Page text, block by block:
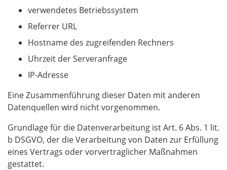
verwendetes Betriebssystem
Referrer URL
Hostname des zugreifenden Rechners
Uhrzeit der Serveranfrage
IP-Adresse
Eine Zusammenführung dieser Daten mit anderen
Datenquellen wird nicht vorgenommen.
Grundlage für die Datenverarbeitung ist Art. 6 Abs. 1 lit.
b DSGVO, der die Verarbeitung von Daten zur Erfüllung
eines Vertrags oder vorvertraglicher Maßnahmen
gestattet.